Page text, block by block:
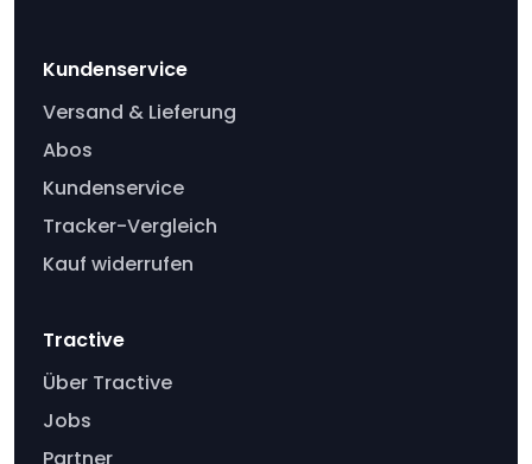
Kundenservice
Versand & Lieferung
Abos
Kundenservice
Tracker-Vergleich
Kauf widerrufen
Tractive
Über Tractive
Jobs